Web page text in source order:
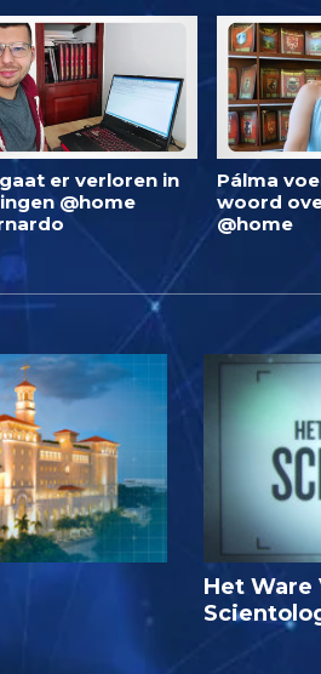
er verloren in
@home
Pálma
woord
@home
Het Ware